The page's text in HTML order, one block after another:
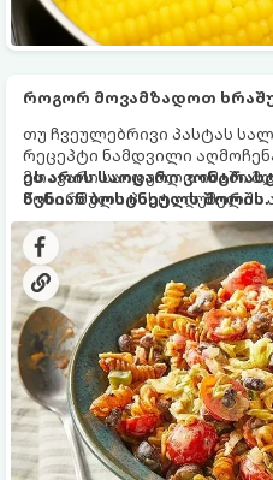
როგორ მოვამზადოთ
თუ ჩვეულებრივი პასტას
რეცეპტი ნამდვილი აღმოჩენა
მთავარი საიდუმლო იმაში
მოხარშული პასტა ღუმელში
ოქროსფერ, ხრაშუნა
ახალ ბოსტნეულს, ყველსა
ეს არის საოცარი
წვნიან ბოსტნეულს
წვეულებებისთვის,